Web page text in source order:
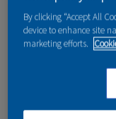
AKCE A NOVINKY
Pavliňák
By clicking “Accept All
device to enhance site
marketing efforts.